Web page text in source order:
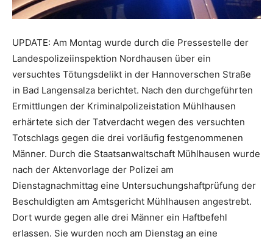
UPDATE: Am Montag wurde durch die Pressestelle der
Landespolizeiinspektion Nordhausen über ein
versuchtes Tötungsdelikt in der Hannoverschen Straße
in Bad Langensalza berichtet. Nach den durchgeführten
Ermittlungen der Kriminalpolizeistation Mühlhausen
erhärtete sich der Tatverdacht wegen des versuchten
Totschlags gegen die drei vorläufig festgenommenen
Männer. Durch die Staatsanwaltschaft Mühlhausen wurde
nach der Aktenvorlage der Polizei am
Dienstagnachmittag eine Untersuchungshaftprüfung der
Beschuldigten am Amtsgericht Mühlhausen angestrebt.
Dort wurde gegen alle drei Männer ein Haftbefehl
erlassen. Sie wurden noch am Dienstag an eine